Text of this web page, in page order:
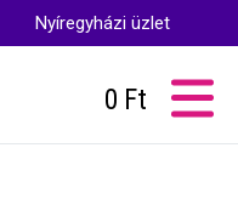
Nyíregyházi üzlet
0 Ft